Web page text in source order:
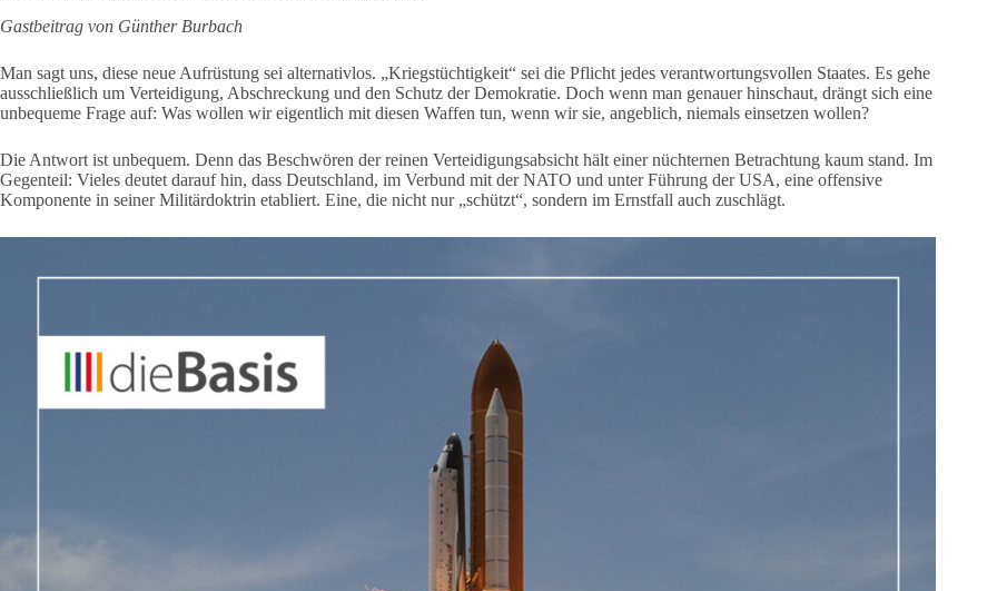
Gastbeitrag von Günther Burbach
Man sagt uns, diese neue Aufrüstung sei alternativlos. „Kriegstüchtigkeit“ sei die Pflicht jedes verantwortungsvollen Staates. Es gehe
ausschließlich um Verteidigung, Abschreckung und den Schutz der Demokratie. Doch wenn man genauer hinschaut, drängt sich eine
unbequeme Frage auf: Was wollen wir eigentlich mit diesen Waffen tun, wenn wir sie, angeblich, niemals einsetzen wollen?
Die Antwort ist unbequem. Denn das Beschwören der reinen Verteidigungsabsicht hält einer nüchternen Betrachtung kaum stand. Im
Gegenteil: Vieles deutet darauf hin, dass Deutschland, im Verbund mit der NATO und unter Führung der USA, eine offensive
Komponente in seiner Militärdoktrin etabliert. Eine, die nicht nur „schützt“, sondern im Ernstfall auch zuschlägt.